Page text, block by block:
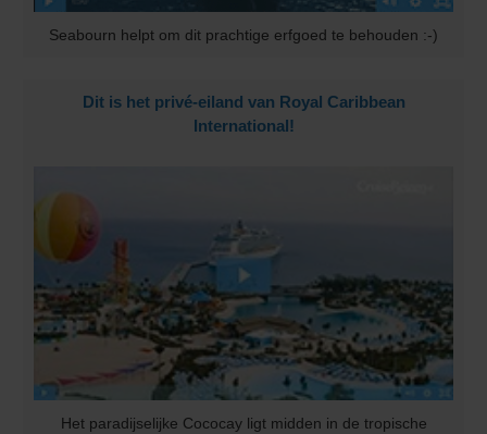
Seabourn helpt om dit prachtige erfgoed te behouden :-)
Dit is het privé-eiland van Royal Caribbean
International!
Het paradijselijke Cococay ligt midden in de tropische